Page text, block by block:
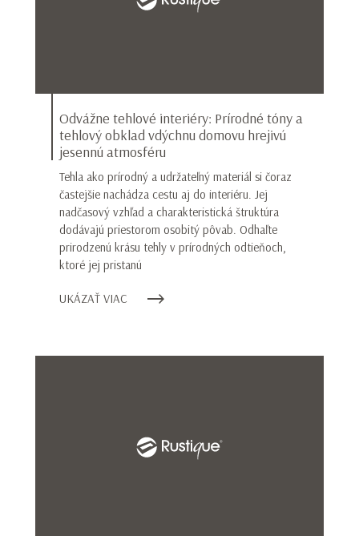
Odvážne tehlové interiéry: Prírodné tóny a
tehlový obklad vdýchnu domovu hrejivú
jesennú atmosféru
Tehla ako prírodný a udržateľný materiál si čoraz
častejšie nachádza cestu aj do interiéru. Jej
nadčasový vzhľad a charakteristická štruktúra
dodávajú priestorom osobitý pôvab. Odhaľte
prirodzenú krásu tehly v prírodných odtieňoch,
ktoré jej pristanú
UKÁZAŤ VIAC